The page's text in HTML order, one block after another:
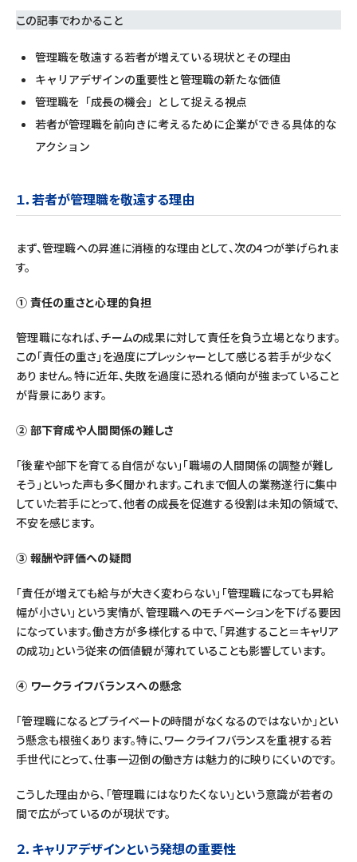
この記事でわかること
管理職を敬遠する若者が増えている現状とその理由
キャリアデザインの重要性と管理職の新たな価値
管理職を「成長の機会」として捉える視点
若者が管理職を前向きに考えるために企業ができる具体的な
アクション
１．若者が管理職を敬遠する理由
まず、管理職への昇進に消極的な理由として、次の4つが挙げられま
す。
① 責任の重さと心理的負担
管理職になれば、チームの成果に対して責任を負う立場となります。
この「責任の重さ」を過度にプレッシャーとして感じる若手が少なく
ありません。特に近年、失敗を過度に恐れる傾向が強まっていること
が背景にあります。
② 部下育成や人間関係の難しさ
「後輩や部下を育てる自信がない」「職場の人間関係の調整が難し
そう」といった声も多く聞かれます。これまで個人の業務遂行に集中
していた若手にとって、他者の成長を促進する役割は未知の領域で、
不安を感じます。
③ 報酬や評価への疑問
「責任が増えても給与が大きく変わらない」「管理職になっても昇給
幅が小さい」という実情が、管理職へのモチベーションを下げる要因
になっています。働き方が多様化する中で、「昇進すること＝キャリア
の成功」という従来の価値観が薄れていることも影響しています。
④ ワークライフバランスへの懸念
「管理職になるとプライベートの時間がなくなるのではないか」とい
う懸念も根強くあります。特に、ワークライフバランスを重視する若
手世代にとって、仕事一辺倒の働き方は魅力的に映りにくいのです。
こうした理由から、「管理職にはなりたくない」という意識が若者の
間で広がっているのが現状です。
２． キャリアデザインという発想の重要性